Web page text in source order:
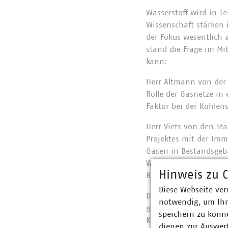
Wasserstoff wird in
Wissenschaft stärken
der Fokus wesentlich
stand die Frage im
kann:
Herr Altmann von
Rolle der Gasnetze
Faktor bei der
Herr Viets von den
Projektes mit der
Gasen in
Wasserstoff und
Bedarf wird mithilfe
Dagegen stand bei
gewonnene
Kläranlage
Hinweis zu
Diese Webseite
notwendig, um
speichern zu